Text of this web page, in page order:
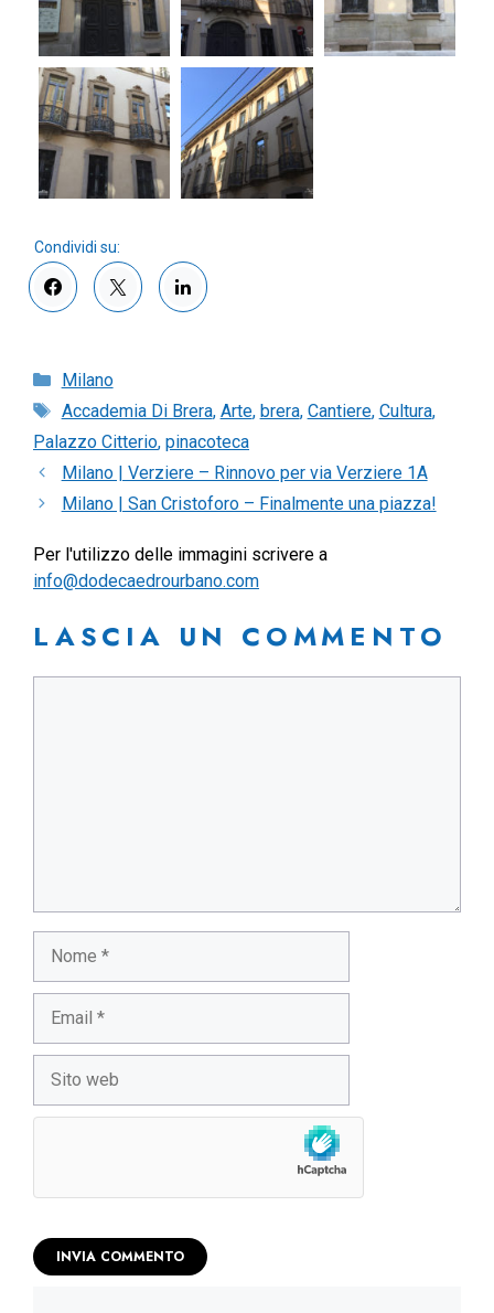
Categorie
Milano
Tag
Accademia Di Brera, Arte, brera, Cantiere, Cultura,
Palazzo Citterio, pinacoteca
Milano | Verziere – Rinnovo per via Verziere 1A
Milano | San Cristoforo – Finalmente una piazza!
Per l'utilizzo delle immagini scrivere a
info@dodecaedrourbano.com
LASCIA UN COMMENTO
web